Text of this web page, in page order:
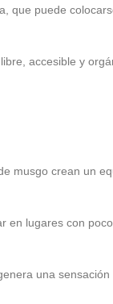
que puede
accesible y
crean un
en lugares con
una